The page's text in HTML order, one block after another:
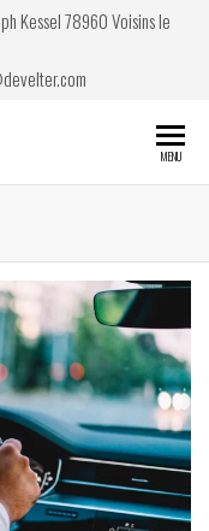
Kessel 78960 Voisins le
MENU